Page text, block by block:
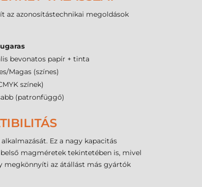
az azonosítástechnikai megoldások
bevonatos papír + tinta
Magas (színes)
színek)
(patronfüggő)
alkalmazását. Ez a nagy kapacitás
magméretek tekintetében is, mivel
megkönnyíti az átállást más gyártók